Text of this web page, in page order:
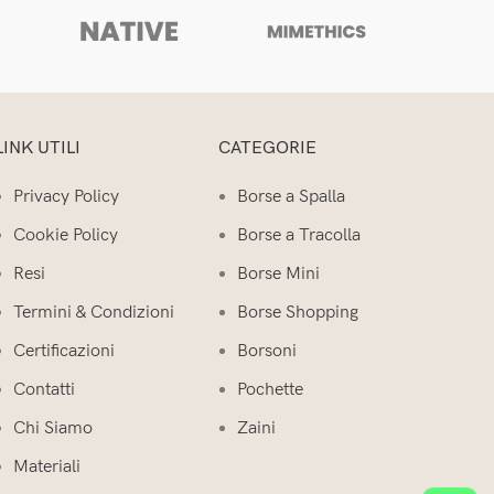
UTILI
Privacy Policy
Cookie Policy
Resi
Termini & Condizioni
Certificazioni
Contatti
Chi Siamo
Materiali
CATEGORIE
Borse a Spalla
Borse a Tracolla
Borse Mini
Borse Shopping
Borsoni
Pochette
Zaini